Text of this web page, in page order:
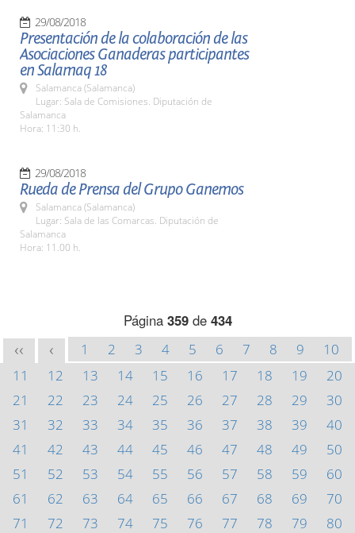
29/08/2018
Presentación de la colaboración de las
Asociaciones Ganaderas participantes
en Salamaq 18
Salamanca (Salamanca)
Lugar: Sala de Comisiones. Diputación de
Salamanca
Hora: 11:30 h.
29/08/2018
Rueda de Prensa del Grupo Ganemos
Salamanca (Salamanca)
Lugar: Sala de las Comarcas. Diputación de
Salamanca
Hora: 11.00 h.
Página 359de 434
<< < 1 2 3 4 5 6 7 8 9
10
11
12 13 14 15 16 17 18 19
20
21
22 23 24 25 26 27 28 29
30
31
32 33 34 35 36 37 38 39
40
41
42 43 44 45 46 47 48 49
50
51
52 53 54 55 56 57 58 59
60
61
62 63 64 65 66 67 68 69
70
71
72 73 74 75 76 77 78 79
80